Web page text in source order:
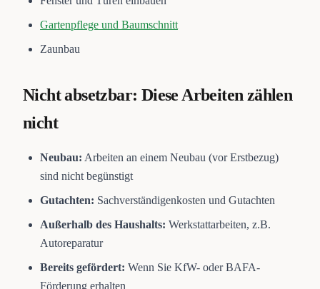
Gartenpflege und Baumschnitt
Zaunbau
Nicht absetzbar: Diese Arbeiten zählen
nicht
Neubau: Arbeiten an einem Neubau (vor Erstbezug)
sind nicht begünstigt
Gutachten: Sachverständigenkosten und Gutachten
Außerhalb des Haushalts: Werkstattarbeiten, z.B.
Autoreparatur
Bereits gefördert: Wenn Sie KfW- oder BAFA-
Förderung erhalten